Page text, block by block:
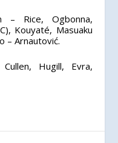
– Rice, Ogbonna,
Kouyaté, Masuaku
– Arnautović.
Hugill, Evra,